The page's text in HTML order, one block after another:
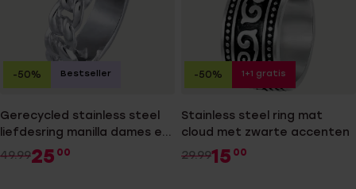
Gerecycled stainless steel
liefdesring manilla dames en
heren
49.9925 00
-50% Bestseller
Stainless steel ring mat
cloud met zwarte accenten
29.9915 00
-50% 1+1 gratis